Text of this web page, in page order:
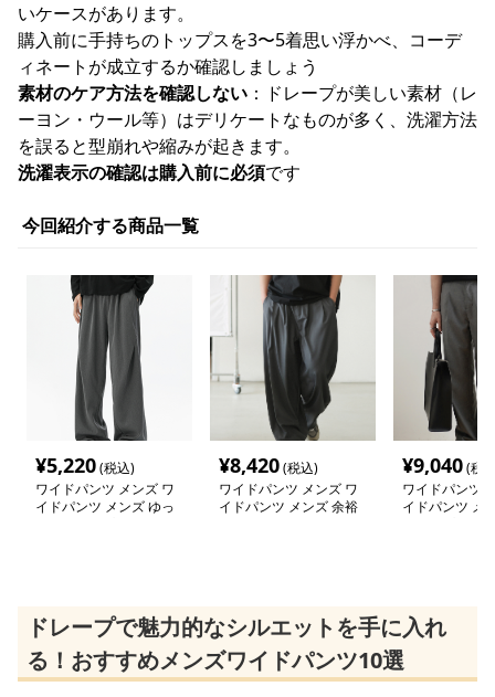
いケースがあります。
購入前に手持ちのトップスを3〜5着思い浮かべ、コーデ
ィネートが成立するか確認しましょう
素材のケア方法を確認しない ：ドレープが美しい素材（レ
ーヨン・ウール等）はデリケートなものが多く、洗濯方法
を誤ると型崩れや縮みが起きます。
洗濯表示の確認は購入前に必須です
今回紹介する商品一覧
¥5,220(税込)
ワイドパンツ メンズ ワ
イドパンツ メンズ ゆっ
¥8,420(税込)
ワイドパンツ メンズ ワ
イドパンツ メンズ 余裕
¥9,040(税
ワイドパンツ
イドパンツ メ
ドレープで魅力的なシルエットを手に入れ
る！おすすめメンズワイドパンツ10選